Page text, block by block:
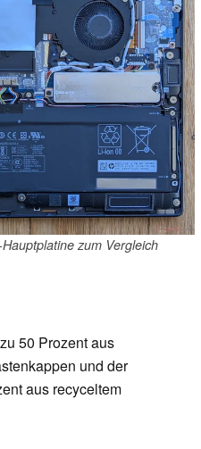
zum Vergleich
50 Prozent aus
und der
aus recyceltem